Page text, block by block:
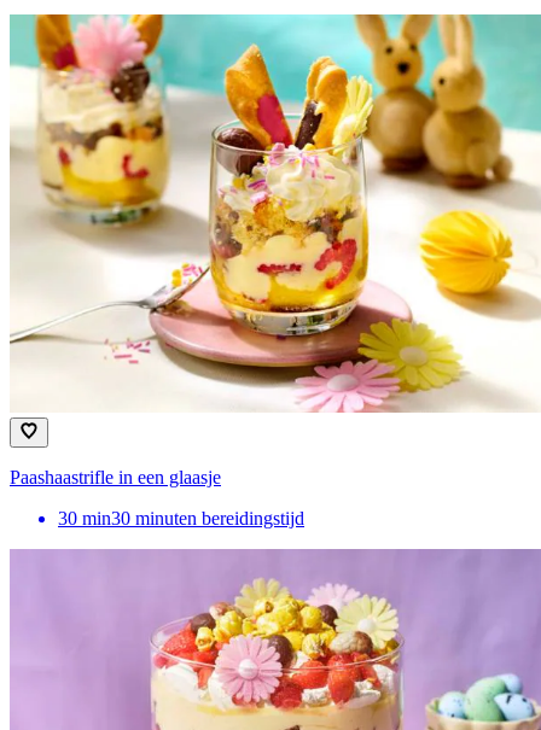
Paashaastrifle in een glaasje
30 min30 minuten bereidingstijd